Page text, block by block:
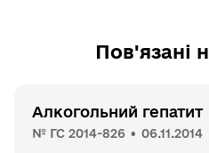
Пов'язані
Алкогольний гепатит
№ ГС 2014-826 • 06.11.2014